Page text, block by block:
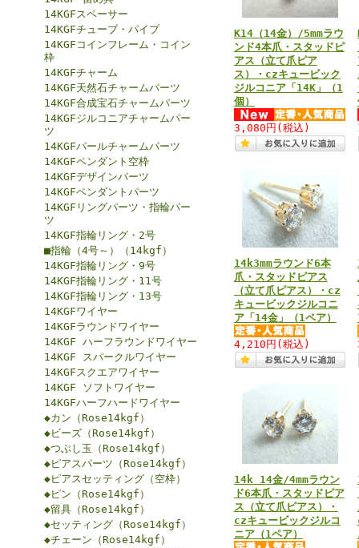
14KGFスペーサー
14KGFチューブ・パイプ
14KGFコインフレーム・コイン
枠
14KGFチャーム
14KGF天然石チャームパーツ
14KGF合成宝石チャームパーツ
14KGFジルコニアチャームパー
ツ
14KGFパールチャームパーツ
14KGFペンダント空枠
14KGFデザインパーツ
14KGFペンダントパーツ
14KGFリングパーツ・指輪パー
ツ
14KGF指輪リング・2号
■指輪（4号～）（14kgf）
14KGF指輪リング・9号
14KGF指輪リング・11号
14KGF指輪リング・13号
14KGFワイヤー
14KGFラウンドワイヤー
14KGF ハーフラウンドワイヤー
14KGF スパークルワイヤー
14KGFスクエアワイヤー
14KGF ソフトワイヤー
14KGFハーフハードワイヤー
◆カン（Rose14kgf）
◆ビーズ（Rose14kgf）
◆つぶし玉（Rose14kgf）
◆ピアスパーツ（Rose14kgf）
◆ピアスセッティング（空枠）
◆ピン（Rose14kgf）
◆留具（Rose14kgf）
◆セッティング（Rose14kgf）
◆チェーン（Rose14kgf）
K14（14金）/5mmラウ
ンド4本爪・スタッドピ
アス（立て爪ピア
ス）・czキュービック
ジルコニア「14K」（1
個）
3,080円 (税込)
14k3mmラウンド6本
爪・スタッドピアス
（立て爪ピアス）・cz
キュービックジルコニ
ア「14金」（1ペア）
4,210円 (税込)
14k 14金/4mmラウン
ド6本爪・スタッドピア
ス（立て爪ピアス）・
czキュービックジルコ
ニア（1ペア）